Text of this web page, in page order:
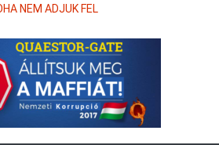
NEM ADJUK FEL